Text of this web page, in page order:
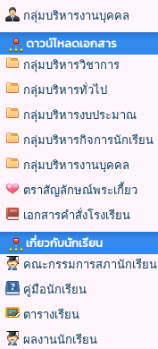
กลุ่มบริหารงานบุคคล
ดาวน์โหลดเอกสาร
กลุ่มบริหารวิชาการ
กลุ่มบริหารทั่วไป
กลุ่มบริหารงบประมาณ
กลุ่มบริหารกิจการนักเรียน
กลุ่มบริหารงานบุคคล
ตราสัญลักษณ์พระเกี้ยว
เอกสารคำสั่งโรงเรียน
เกี่ยวกับนักเรียน
คณะกรรมการสภานักเรียน
คู่มือนักเรียน
ตารางเรียน
ผลงานนักเรียน